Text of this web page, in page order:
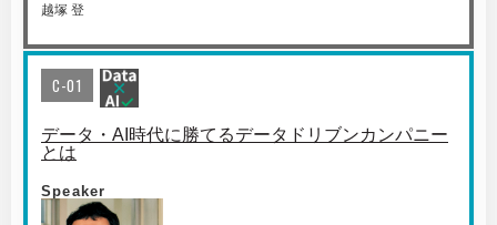
越塚 登
C-01
データ・AI時代に勝てるデータドリブンカンパニー
とは
Speaker